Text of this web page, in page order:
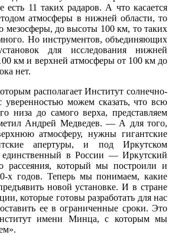
11 таких радаров. А что касается
атмосферы в нижней области, то
мезосферы, до высоты 100 км, то таких
Но инструментов, объединяющих
для исследования нижней
км и верхней атмосферы от 100 км до
нет.
располагает Институт солнечно-
можем сказать, что всю
низа до самого верха, представляем
Андрей Медведев. — А для того,
атмосферу, нужны гигантские
апертуры, и под Иркутском
единственный в России — Иркутский
рассеяния, который мы построили и
х годов. Теперь мы понимаем, какие
новой установке. И в стране
которые готовы разработать для нас
ее в ограниченные сроки. Это
имени Минца, с которым мы